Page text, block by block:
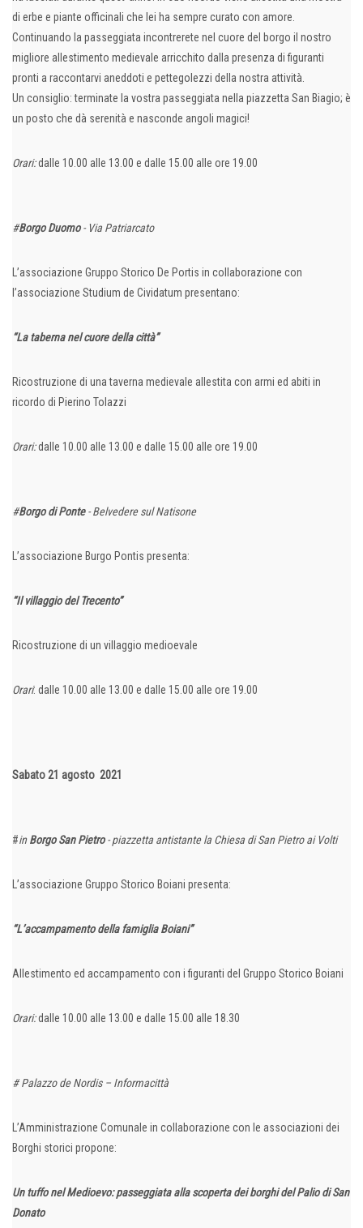
di erbe e piante officinali che lei ha sempre curato con amore.
Continuando la passeggiata incontrerete nel cuore del borgo il nostro
migliore allestimento medievale arricchito dalla presenza di figuranti
pronti a raccontarvi aneddoti e pettegolezzi della nostra attività.
Un consiglio: terminate la vostra passeggiata nella piazzetta San Biagio; è
un posto che dà serenità e nasconde angoli magici!
Orari:dalle 10.00 alle 13.00 e dalle 15.00 alle ore 19.00
#Borgo Duomo- Via Patriarcato
L’associazione Gruppo Storico De Portis in collaborazione con
l’associazione Studium de Cividatum presentano:
“La taberna nel cuore della città”
Ricostruzione di una taverna medievale allestita con armi ed abiti in
ricordo di Pierino Tolazzi
Orari:dalle 10.00 alle 13.00 e dalle 15.00 alle ore 19.00
#Borgo di Ponte- Belvedere sul Natisone
L’associazione Burgo Pontis presenta:
“Il villaggio del Trecento”
Ricostruzione di un villaggio medioevale
Orari: dalle 10.00 alle 13.00 e dalle 15.00 alle ore 19.00
Sabato 21 agosto 2021
#inBorgo San Pietro- piazzetta antistante la Chiesa di San Pietro ai Volti
L’associazione Gruppo Storico Boiani presenta:
“L’accampamento della famiglia Boiani”
Allestimento ed accampamento con i figuranti del Gruppo Storico Boiani
Orari:dalle 10.00 alle 13.00 e dalle 15.00 alle 18.30
# Palazzo de Nordis – Informacittà
L’Amministrazione Comunale in collaborazione con le associazioni dei
Borghi storici propone:
Un tuffo nel Medioevo: passeggiata alla scoperta dei borghi del Palio di San
Donato